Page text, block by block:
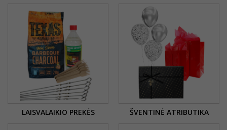
LAISVALAIKIO PREKĖS ŠVENTINĖ ATRIBUTIKA